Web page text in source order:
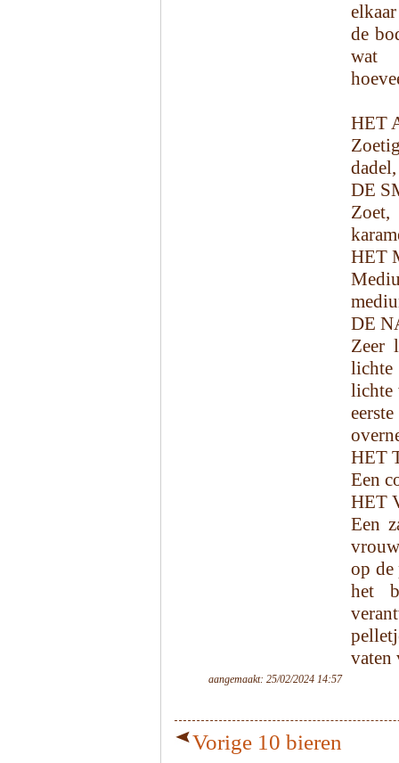
de
wat
HET
DE
HET
DE
Zeer
lichte
lichte
HET
Een
HET
Een
op de
het
vaten
aangemaakt: 25/02/2024 14:57
Vorige 10 bieren